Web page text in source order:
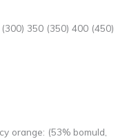
350 (350) 400 (450)
orange: (53% bomuld,